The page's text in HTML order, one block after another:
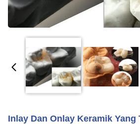
Inlay Dan Onlay Keramik Yang